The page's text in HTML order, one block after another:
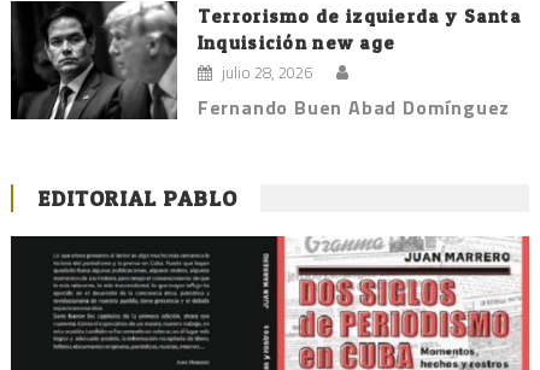
Terrorismo de izquierda y Santa
Inquisición new age
julio 28, 2026
Fernando Buen Abad Domínguez
EDITORIAL PABLO